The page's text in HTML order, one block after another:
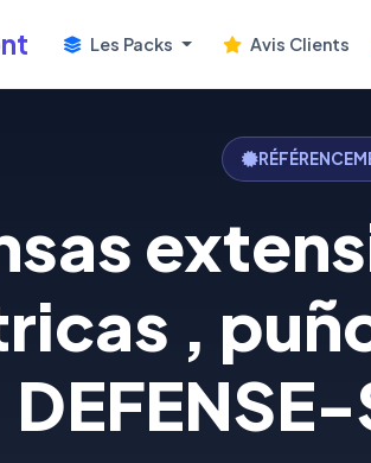
Les Packs Avis Clients
,